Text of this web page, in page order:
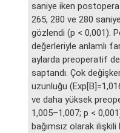
saniye iken
265, 280 ve 280
gözlendi (p < 0,001).
değerleriyle anlamlı
aylarda preoperatif
saptandı. Çok
uzunluğu
ve daha yüksek
1,005–1,007; p <
bağımsız olarak